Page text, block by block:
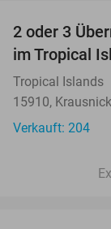
2 oder 3
im Tropical
Tropical Islands
15910,
Verkauft: 204